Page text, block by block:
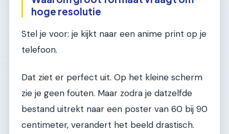
hoge resolutie
Stel je voor: je kijkt naar een anime print op je
telefoon.
Dat ziet er perfect uit. Op het kleine scherm
zie je geen fouten. Maar zodra je datzelfde
bestand uitrekt naar een poster van 60 bij 90
centimeter, verandert het beeld drastisch.